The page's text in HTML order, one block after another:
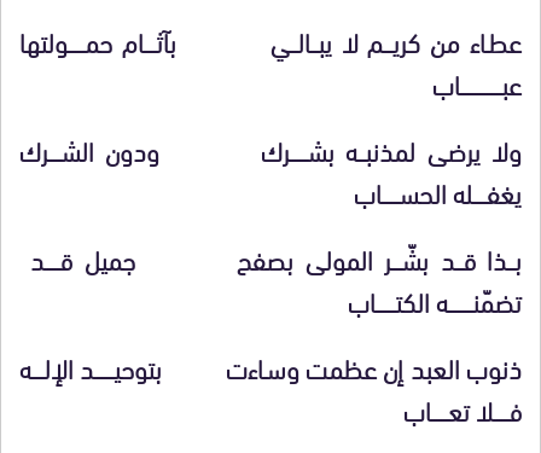
عطـاء من كريــــم لا يبـــالـــي بآثـــــام حمـــــــولتها
عبـــــــــــــــــاب
ولا يرضى لمذنبـــه بشـــــــرك ودون الشـــــرك
يغفــــــله الحســـــــاب
بـــذا قـــد بشّــــر المولى بصفح جميل قــــــد
تضمّنــــــــــه الكتــــــــاب
ذنوب العبد إن عظمت وسـاءت بتوحيــــــــد الإلـــــه
فــــــلا تعـــــــاب